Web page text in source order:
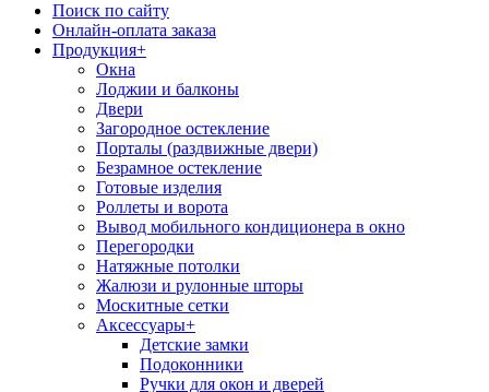
Поиск по сайту
Онлайн-оплата заказа
Продукция+
Окна
Лоджии и балконы
Двери
Загородное остекление
Порталы (раздвижные двери)
Безрамное остекление
Готовые изделия
Роллеты и ворота
Вывод мобильного кондиционера в окно
Перегородки
Натяжные потолки
Жалюзи и рулонные шторы
Москитные сетки
Аксессуары+
Детские замки
Подоконники
Ручки для окон и дверей